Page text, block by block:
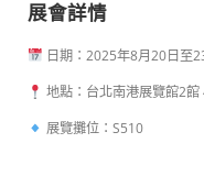
展會詳情
日期：2025年8月20日至
地點：台北南港展覽館2館
展覽攤位：S510